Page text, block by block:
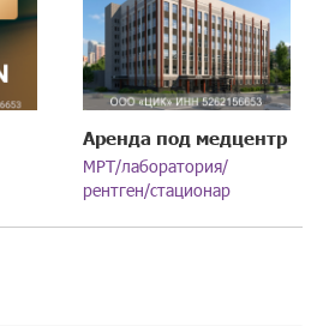
Аренда под медцентр
МРТ/лаборатория/
рентген/стационар